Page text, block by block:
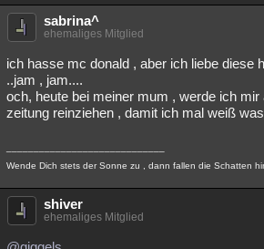
sabrina^
ehemaliges Mitglied
ich hasse mc donald , aber ich liebe diese
..jam , jam....
och, heute bei meiner mum , werde ich
zeitung reinziehen , damit ich mal weiß
Wende Dich stets der Sonne zu , dann fallen die Schatten
shiver
ehemaliges Mitglied